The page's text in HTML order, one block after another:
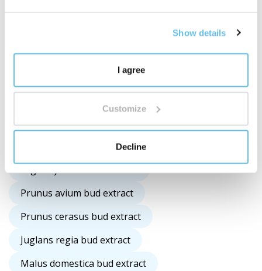
Show details
I agree
Customize
Decline
Persea gratissima oil
Copaifera officinalis resin oil
Perilla ocymoides seed oil
Argania spinosa kernel oil
Prunus avium bud extract
Prunus cerasus bud extract
Juglans regia bud extract
Malus domestica bud extract